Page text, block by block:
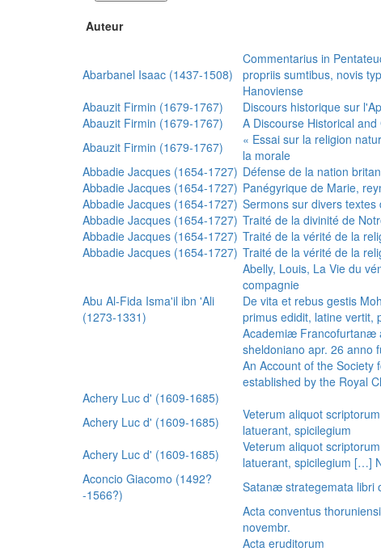
Auteur
Abarbanel Isaac (1437-1508)
Commentarius in
propriis sumtibus, novis
Hanoviense
Abauzit Firmin (1679-1767)
Discours historique sur
Abauzit Firmin (1679-1767)
A Discourse Historical
Abauzit Firmin (1679-1767)
« Essai sur la religion
la morale
Abbadie Jacques (1654-1727) Défense de la nation
Abbadie Jacques (1654-1727) Panégyrique de Marie,
Abbadie Jacques (1654-1727) Sermons sur divers textes
Abbadie Jacques (1654-1727) Traité de la divinité de
Abbadie Jacques (1654-1727) Traité de la vérité de la
Abbadie Jacques (1654-1727) Traité de la vérité de la
Abelly, Louis, La Vie du
compagnie
Abu Al-Fida Isma'il ibn 'Ali
(1273-1331)
De vita et rebus gestis
primus edidit, latine vertit,
Academiæ Francofurtanæ
sheldoniano apr. 26 anno
An Account of the Society
established by the Royal
Achery Luc d' (1609-1685)
Achery Luc d' (1609-1685)
Veterum aliquot
latuerant, spicilegium
Achery Luc d' (1609-1685)
Veterum aliquot
latuerant, spicilegium […]
Aconcio Giacomo (1492?
-1566?)
Satanæ strategemata libri
Acta conventus
novembr.
Acta eruditorum